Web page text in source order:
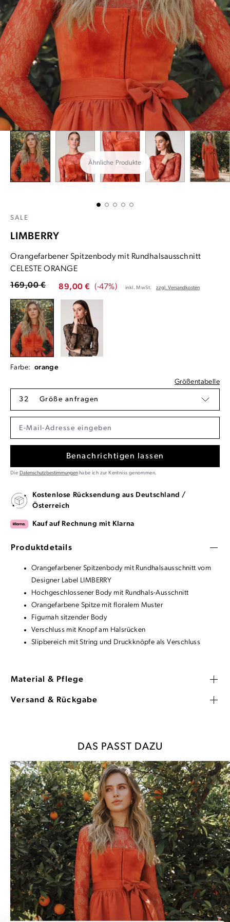
Ähnliche Produkte
SALE
LIMBERRY
Orangefarbener Spitzenbody mit Rundhalsausschnitt
CELESTE ORANGE
89,00 € (-47%)
169,00 € inkl. MwSt. zzgl. Versandkosten
Farbe: orange
Größentabelle
32 Größe anfragen
Benachrichtigen lassen
Die Datenschutzbestimmungenhabe ich zur Kentniss genommen.
Kostenlose Rücksendung aus Deutschland /
Österreich
Kauf auf Rechnung mit Klarna
Produktdetails
Orangefarbener Spitzenbody mit Rundhalsausschnitt vom
Designer Label LIMBERRY
Hochgeschlossener Body mit Rundhals-Ausschnitt
Orangefarbene Spitze mit floralem Muster
Figurnah sitzender Body
Verschluss mit Knopf am Halsrücken
Slipbereich mit String und Druckknöpfe als Verschluss
Material & Pflege
Versand & Rückgabe
DAS PASST DAZU